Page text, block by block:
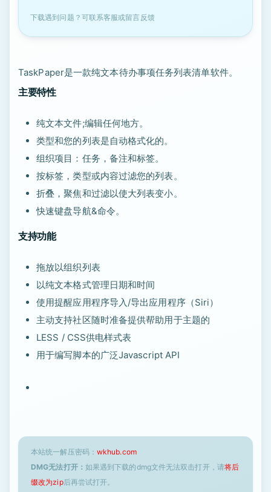
下载遇到问题？可联系客服或留言反馈
TaskPaper是一款纯文本待办事项任务列表清单软件。
主要特性
纯文本文件;编辑任何地方。
类型和您的列表是自动格式化的。
组织项目：任务，备注和标签。
按标签，类型或内容过滤您的列表。
折叠，聚焦和过滤以使大列表变小。
快速键盘导航&命令。
支持功能
拖放以组织列表
以纯文本格式管理日期和时间
使用提醒应用程序导入/导出应用程序（Siri）
主动支持社区随时准备提供帮助用于主题的
LESS / CSS供电样式表
用于编写脚本的广泛Javascript API
本站统一解压密码： wkhub.com
DMG无法打开： 如果遇到下载的dmg文件无法双击打开，请将后
缀改为zip后再尝试打开。